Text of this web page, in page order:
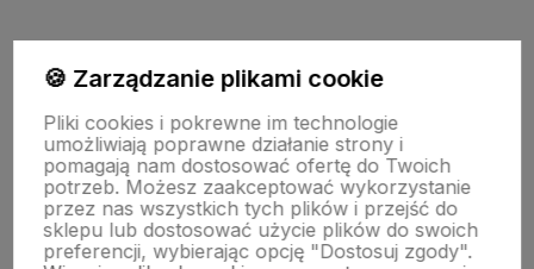
Płatności i dostawa
Informacje
🍪 Zarządzanie plikami cookie
Pliki cookies i pokrewne im technologie
umożliwiają poprawne działanie strony i
pomagają nam dostosować ofertę do Twoich
potrzeb. Możesz zaakceptować wykorzystanie
przez nas wszystkich tych plików i przejść do
sklepu lub dostosować użycie plików do swoich
preferencji, wybierając opcję "Dostosuj zgody".